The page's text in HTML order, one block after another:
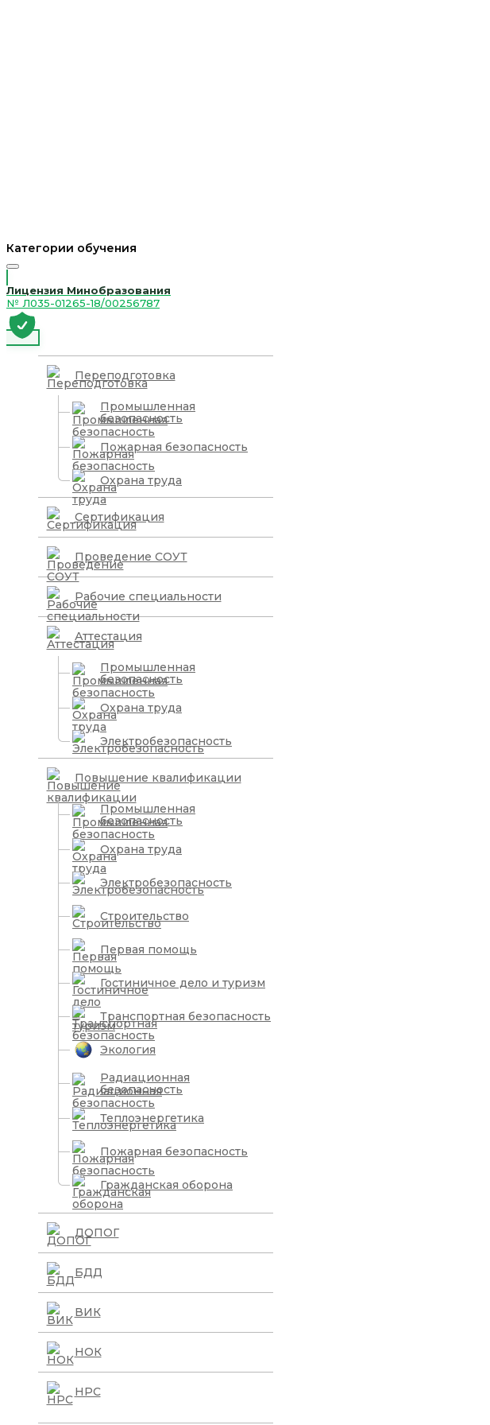
Категории обучения
Лицензия Минобразования
№ Л035-01265-18/00256787
Переподготовка
Промышленная
безопасность
Пожарная безопасность
Охрана труда
Сертификация
Проведение СОУТ
Рабочие специальности
Аттестация
Промышленная
безопасность
Охрана труда
Электробезопасность
Повышение квалификации
Промышленная
безопасность
Охрана труда
Электробезопасность
Строительство
Первая помощь
Гостиничное дело и туризм
Транспортная безопасность
Экология
Радиационная
безопасность
Теплоэнергетика
Пожарная безопасность
Гражданская оборона
ДОПОГ
БДД
ВИК
НОК
НРС